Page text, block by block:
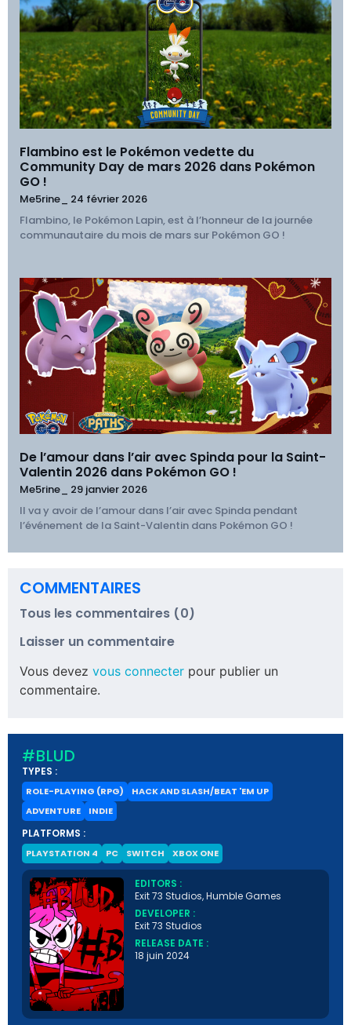
Flambino est le Pokémon vedette du
Community Day de mars 2026 dans Pokémon
GO !
Me5rine_ 24 février 2026
Flambino, le Pokémon Lapin, est à l’honneur de la journée
communautaire du mois de mars sur Pokémon GO !
De l’amour dans l’air avec Spinda pour la Saint-
Valentin 2026 dans Pokémon GO !
Me5rine_ 29 janvier 2026
Il va y avoir de l’amour dans l’air avec Spinda pendant
l’événement de la Saint-Valentin dans Pokémon GO !
COMMENTAIRES
Tous les commentaires (0)
Laisser un commentaire
Vous devez vous connecter pour publier un
commentaire.
#BLUD
TYPES :
ROLE-PLAYING (RPG)
HACK AND SLASH/BEAT 'EM UP
ADVENTURE
INDIE
PLATFORMS :
PLAYSTATION 4 PC SWITCH XBOX ONE
EDITORS :
Exit 73 Studios, Humble Games
DEVELOPER :
Exit 73 Studios
RELEASE DATE :
18 juin 2024